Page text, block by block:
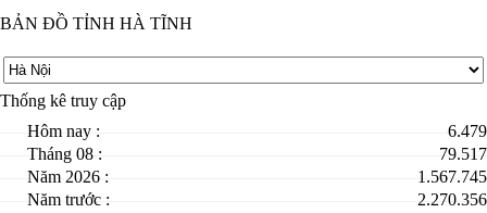
BẢN ĐỒ TỈNH HÀ TĨNH
Thống kê truy cập
Hôm nay :
6.479
Tháng 08 :
79.517
Năm 2026 :
1.567.745
Năm trước :
2.270.356